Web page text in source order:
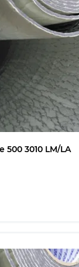
500 3010 LM/LA